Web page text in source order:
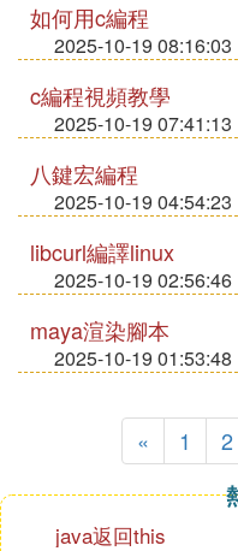
如何用c編程
2025-10-19 08:16:03
c編程視頻教學
2025-10-19 07:41:13
八鍵宏編程
2025-10-19 04:54:23
libcurl編譯linux
2025-10-19 02:56:46
maya渲染腳本
2025-10-19 01:53:48
« 1 2
java返回this